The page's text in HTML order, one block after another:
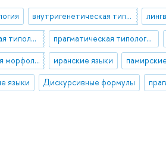
внутригенетическая типология
морфологическая типология прагматическая типология
лингвистическая морфология иранские языки
языки Дискурсивные формулы